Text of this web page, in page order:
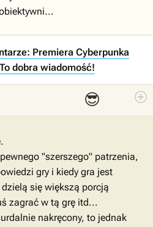
Premiera Cyberpunka
dobra wiadomość!
😎
"szerszego" patrzenia,
gry i kiedy gra jest
się większą porcją
zagrać w tą grę itd...
nakręcony, to jednak